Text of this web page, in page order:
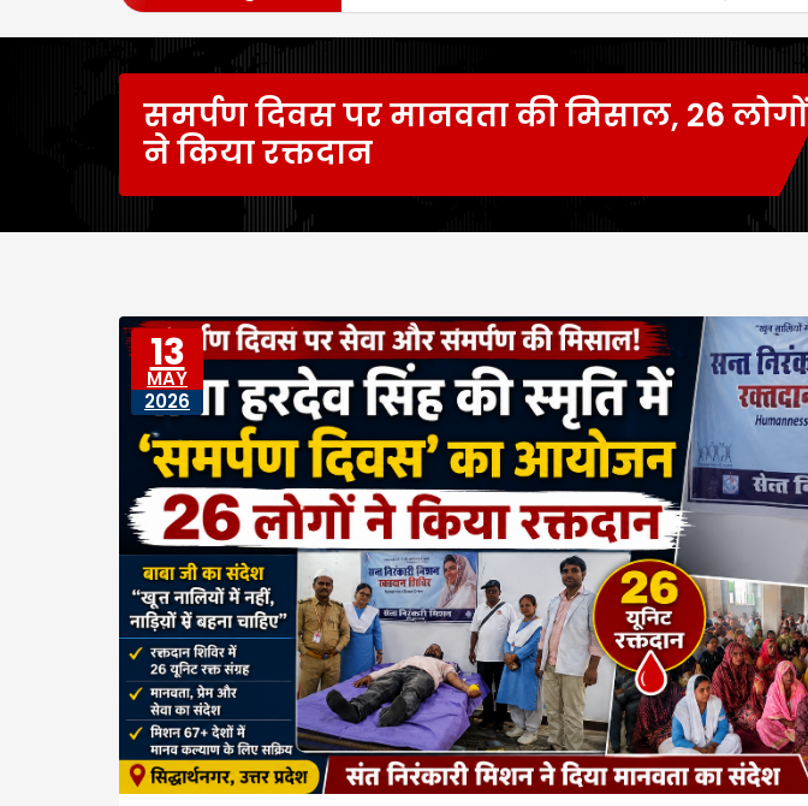
समर्पण दिवस पर मानवता की मिसाल, 26 लोगों
ने किया रक्तदान
13
MAY
2026